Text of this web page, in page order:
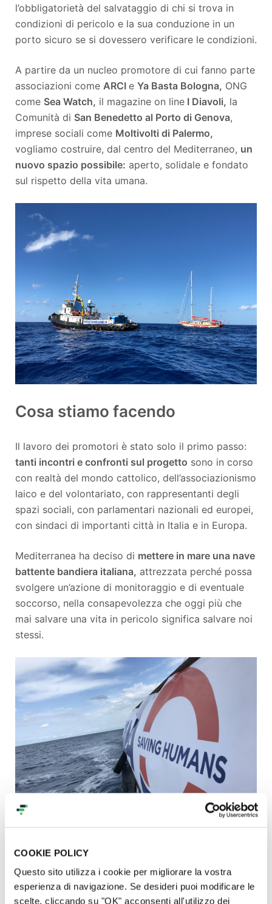
COOKIE POLICY
Questo sito utilizza i cookie per migliorare la vostra
esperienza di navigazione. Se desideri puoi modificare le
scelte, cliccando su "OK" acconsenti all'utilizzo dei
l’obbligatorietà del salvataggio di chi si trova in
condizioni di pericolo e la sua conduzione in un
porto sicuro se si dovessero verificare le condizioni.
A partire da un nucleo promotore di cui fanno parte
associazioni come ARCI e Ya Basta Bologna, ONG
come Sea Watch, il magazine on line I Diavoli, la
Comunità di San Benedetto al Porto di Genova,
imprese sociali come Moltivolti di Palermo,
vogliamo costruire, dal centro del Mediterraneo, un
nuovo spazio possibile: aperto, solidale e fondato
sul rispetto della vita umana.
Cosa stiamo facendo
Il lavoro dei promotori è stato solo il primo passo:
tanti incontri e confronti sul progetto sono in corso
con realtà del mondo cattolico, dell’associazionismo
laico e del volontariato, con rappresentanti degli
spazi sociali, con parlamentari nazionali ed europei,
con sindaci di importanti città in Italia e in Europa.
Mediterranea ha deciso di mettere in mare una nave
battente bandiera italiana, attrezzata perché possa
svolgere un’azione di monitoraggio e di eventuale
soccorso, nella consapevolezza che oggi più che
mai salvare una vita in pericolo significa salvare noi
stessi.
L'obiettivo di questa campagna
L’obiettivo principale è essere dove bisogna essere,